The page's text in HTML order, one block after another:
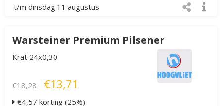
t/m dinsdag 11 augustus
Warsteiner Premium Pilsener
Krat 24x0,30
€18,28 €13,71
€4,57 korting (25%)